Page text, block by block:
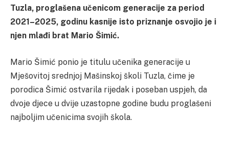
Tuzla, proglašena učenicom generacije za period
2021–2025, godinu kasnije isto priznanje osvojio je i
njen mlađi brat Mario Šimić.
Mario Šimić ponio je titulu učenika generacije u
Mješovitoj srednjoj Mašinskoj školi Tuzla, čime je
porodica Šimić ostvarila rijedak i poseban uspjeh, da
dvoje djece u dvije uzastopne godine budu proglašeni
najboljim učenicima svojih škola.